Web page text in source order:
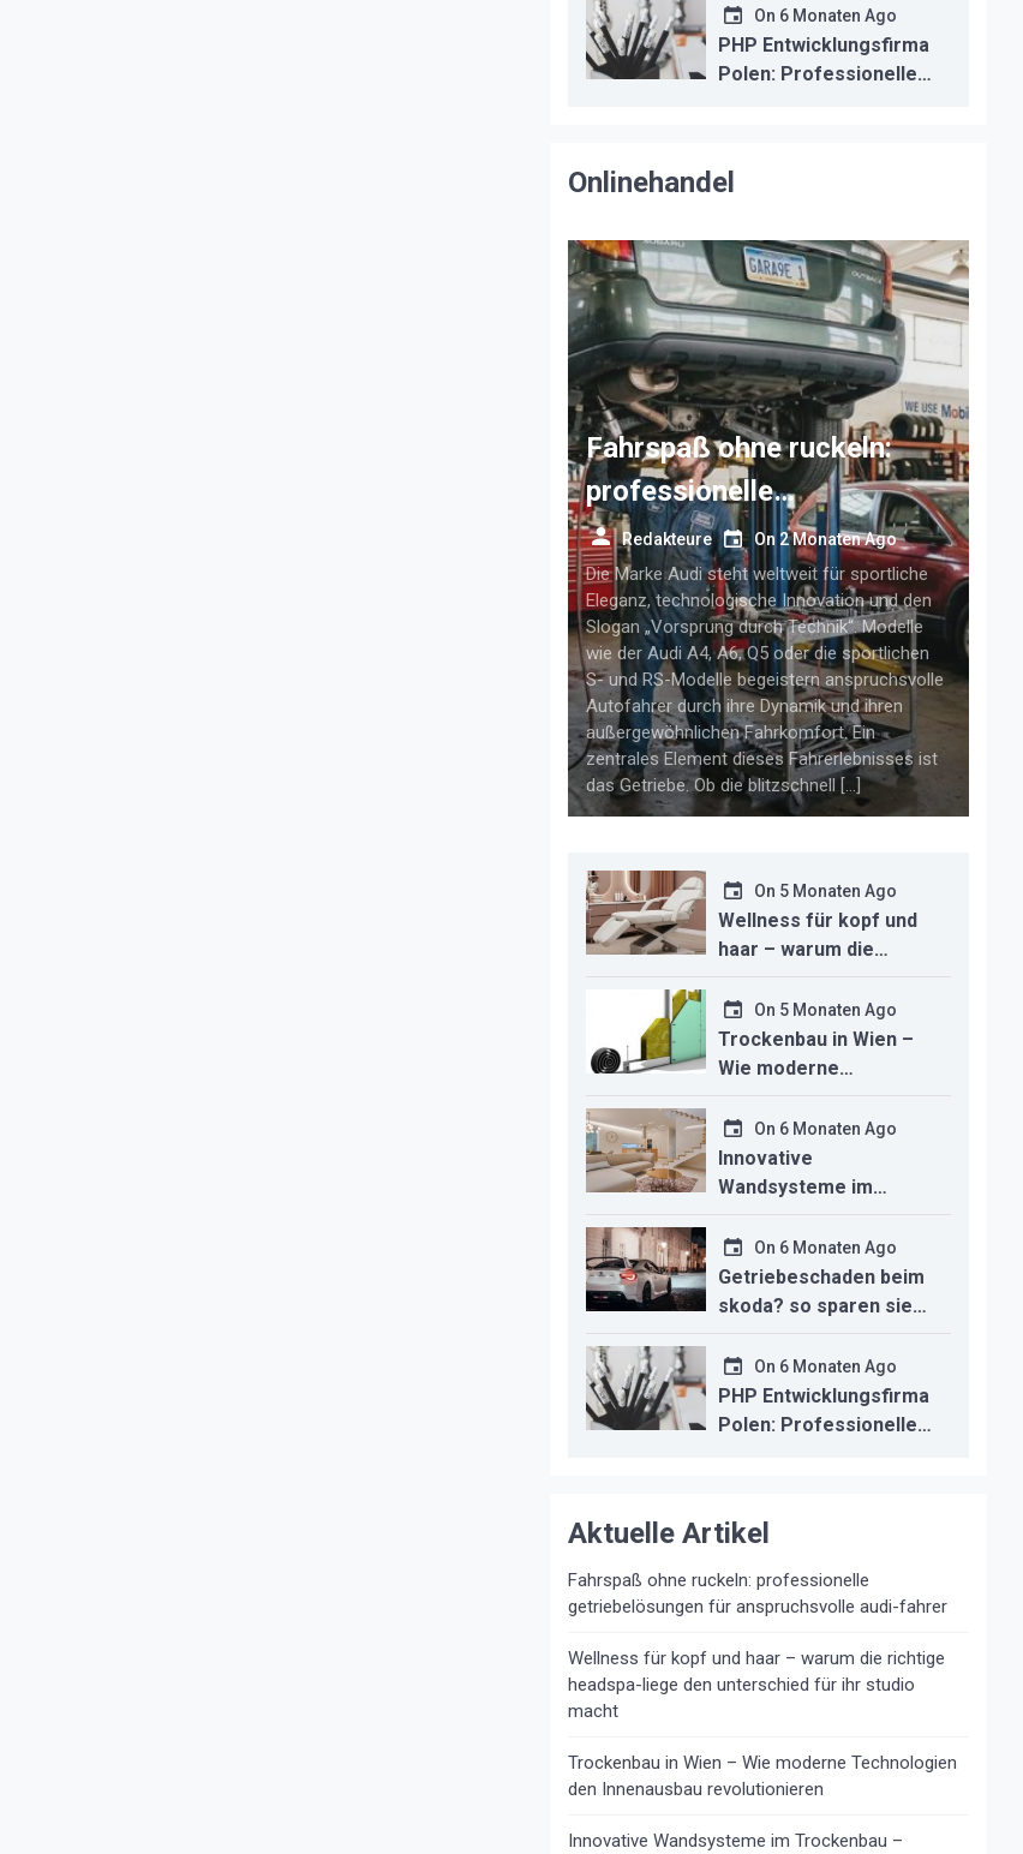
professionelle
instandsetzung
On 6 Monaten Ago
PHP Entwicklungsfirma
Polen: Professionelle
Onlinehandel
Fahrspaß ohne ruckeln:
professionelle
getriebelösungen für
anspruchsvolle audi-fahrer
Redakteure On 2 Monaten Ago
Die Marke Audi steht weltweit für sportliche
Eleganz, technologische Innovation und den
Slogan „Vorsprung durch Technik“. Modelle
wie der Audi A4, A6, Q5 oder die sportlichen
S- und RS-Modelle begeistern anspruchsvolle
Autofahrer durch ihre Dynamik und ihren
außergewöhnlichen Fahrkomfort. Ein
zentrales Element dieses Fahrerlebnisses ist
das Getriebe. Ob die blitzschnell […]
On 5 Monaten Ago
Wellness für kopf und
haar – warum die
richtige headspa-liege
den unterschied für ihr
studio macht
On 5 Monaten Ago
Trockenbau in Wien –
Wie moderne
Technologien den
Innenausbau
revolutionieren
On 6 Monaten Ago
Innovative
Wandsysteme im
Trockenbau –
Funktionalität trifft
modernes Design
On 6 Monaten Ago
Getriebeschaden beim
skoda? so sparen sie
kosten durch
professionelle
instandsetzung
On 6 Monaten Ago
PHP Entwicklungsfirma
Polen: Professionelle
Aktuelle Artikel
Fahrspaß ohne ruckeln: professionelle
getriebelösungen für anspruchsvolle audi-fahrer
Wellness für kopf und haar – warum die richtige
headspa-liege den unterschied für ihr studio
macht
Trockenbau in Wien – Wie moderne Technologien
den Innenausbau revolutionieren
Innovative Wandsysteme im Trockenbau –